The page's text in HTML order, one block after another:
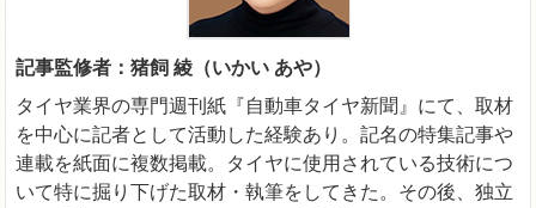
記事監修者：猪飼 綾（いかい あや）
タイヤ業界の専門週刊紙『自動車タイヤ新聞』にて、取材
を中心に記者として活動した経験あり。記名の特集記事や
連載を紙面に複数掲載。タイヤに使用されている技術につ
いて特に掘り下げた取材・執筆をしてきた。その後、独立